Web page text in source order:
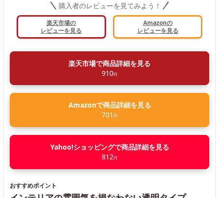
購入者のレビューを見てみよう！
楽天市場の
レビューを見る
Amazonの
レビューを見る
楽天市場で商品詳細を見る
910円
Amazonで商品詳細を見る
701 円
Yahoo!ショッピングで商品詳細を見る
812円
おすすめポイント